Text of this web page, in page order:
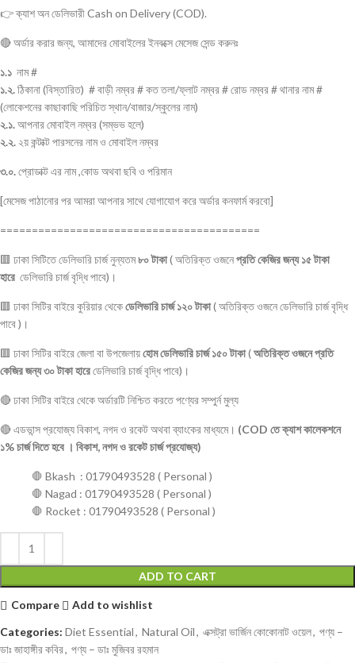
👉 ক্যাশ অন ডেলিভারী Cash on Delivery (COD).
🔴 অর্ডার করার জন্য, আমাদের মোবাইলের ইনবক্সে মেসেজ সেন্ড করুনঃ
১.১ নাম #
১.২.ঠিকানা (বিস্তারিত) # বাড়ী নম্বর # কত তলা/ফ্লাট নম্বর # রোড নম্বর # থানার নাম #
(লোকেশনের কাছাকাছি পরিচিত স্থান/বাজার/স্কুলের নাম)
২.১.আপনার মোবাইল নম্বর (সম্ভভ হলে)
২.২. ২য় কন্টাক্ট পারসনের নাম ও মোবাইল নম্বর
৩.০.প্রোডাক্ট এর নাম ,কোড অথবা ছবি ও পরিমান
[মেসেজ পাঠানোর পর আমরা আপনার সাথে যোগাযোগ করে অর্ডার কনফার্ম করবো]
=========================================
🟥 ঢাকা সিটিতে ডেলিভারি চার্জ নুন্যতম৮০ টাকা( অতিরিক্ত ওজনেপ্রতি কেজির জন্য ১৫ টাকা
হারে ডেলিভারি চার্জ বৃদ্ধি পাবে)।
🟥 ঢাকা সিটির বাইরে কুরিয়ার থেকেডেলিভারি চার্জ ১২০ টাকা( অতিরিক্ত ওজনে ডেলিভারি চার্জ বৃদ্ধি
পাবে )।
🟥 ঢাকা সিটির বাইরে জেলা বা উপজেলায়হোম ডেলিভারি চার্জ ১৫০ টাকা(অতিরিক্ত ওজনে প্রতি
কেজির জন্য ৩০ টাকা হারেডেলিভারি চার্জ বৃদ্ধি পাবে)।
🔴 ঢাকা সিটির বাইরে থেকে অর্ডারটি নিশ্চিত করতে পণ্যের সম্পুর্ন মুল্য
🔴 এডভান্স প্রযোজ্য বিকাশ, নগদ ও রকেট অথবা ব্যাংকের মাধ্যমে। (COD তে ক্যাশ কালেকশনে
১% চার্জ দিতে হবে । বিকাশ, নগদ ও রকেট চার্জ প্রযোজ্য)
🛑 Bkash : 01790493528 ( Personal )
🛑 Nagad : 01790493528 ( Personal )
🛑 Rocket : 01790493528 ( Personal )
ADD TO CART
Compare
Add to wishlist
Categories: Diet Essential, Natural Oil, এক্সট্রা ভার্জিন কোকোনাট ওয়েল, পণ্য –
ডাঃ জাহাঙ্গীর কবির, পণ্য – ডাঃ মুজিবর রহমান